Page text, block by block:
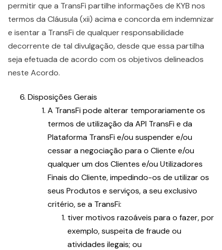
permitir que a TransFi partilhe informações de KYB nos
termos da Cláusula (xii) acima e concorda em indemnizar
e isentar a TransFi de qualquer responsabilidade
decorrente de tal divulgação, desde que essa partilha
seja efetuada de acordo com os objetivos delineados
neste Acordo.
Disposições Gerais
A TransFi pode alterar temporariamente os
termos de utilização da API TransFi e da
Plataforma TransFi e/ou suspender e/ou
cessar a negociação para o Cliente e/ou
qualquer um dos Clientes e/ou Utilizadores
Finais do Cliente, impedindo-os de utilizar os
seus Produtos e serviços, a seu exclusivo
critério, se a TransFi:
tiver motivos razoáveis para o fazer, por
exemplo, suspeita de fraude ou
atividades ilegais; ou